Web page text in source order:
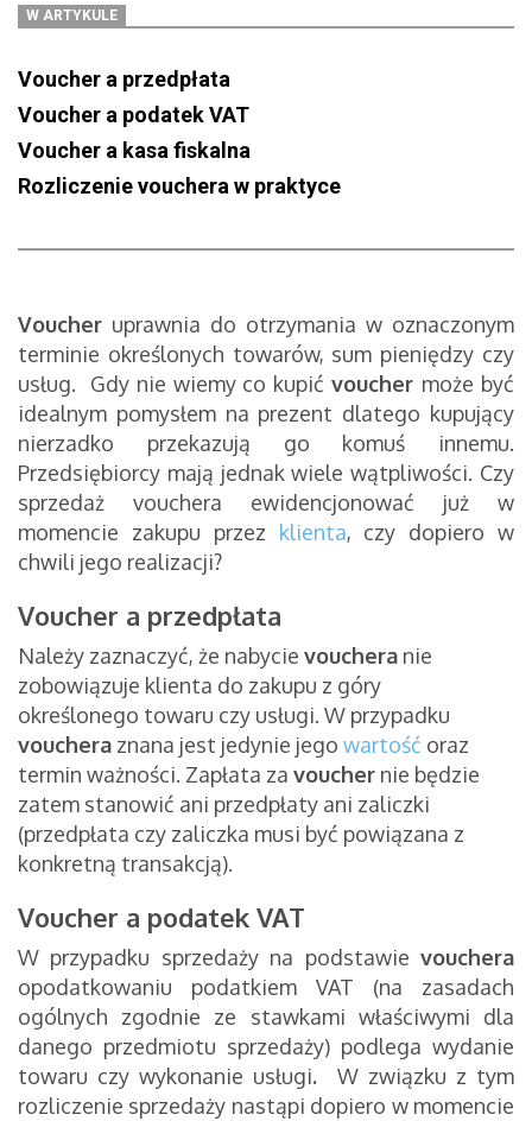
W ARTYKULE
Voucher a przedpłata
Voucher a podatek VAT
Voucher a kasa fiskalna
Rozliczenie vouchera w praktyce
Voucher uprawnia do otrzymania w oznaczonym
terminie określonych towarów, sum pieniędzy czy
usług. Gdy nie wiemy co kupićvoucher może być
idealnym pomysłem na prezent dlatego kupujący
nierzadko przekazują go komuś innemu.
Przedsiębiorcy mają jednak wiele wątpliwości. Czy
sprzedaż vouchera ewidencjonować już w
momencie zakupu przez klienta, czy dopiero w
chwili jego realizacji?
Voucher a przedpłata
Należy zaznaczyć, że nabycie vouchera nie
zobowiązuje klienta do zakupu z góry
określonego towaru czy usługi. W przypadku
vouchera znana jest jedynie jego wartość oraz
termin ważności. Zapłata za voucher nie będzie
zatem stanowić ani przedpłaty ani zaliczki
(przedpłata czy zaliczka musi być powiązana z
konkretną transakcją).
Voucher a podatek VAT
W przypadku sprzedaży na podstawie vouchera
opodatkowaniu podatkiem VAT (na zasadach
ogólnych zgodnie ze stawkami właściwymi dla
danego przedmiotu sprzedaży) podlega wydanie
towaru czy wykonanie usługi.
W związku z tym
rozliczenie sprzedaży nastąpi dopiero w momencie